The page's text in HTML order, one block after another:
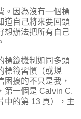
。因為沒有一個標
道自己將來要回頭
想辦法把所有自己
標籤機制如同多頭
標籤習慣（或規
擾的不只是我，
第一個是 Calvin C.
中的第 13 頁），主